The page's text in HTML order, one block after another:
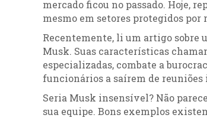
mercado ficou no passado. Hoje,
mesmo em setores protegidos
Recentemente, li um artigo sobre
Musk. Suas características
especializadas, combate a
funcionários a saírem de
Seria Musk insensível? Não
sua equipe. Bons exemplos